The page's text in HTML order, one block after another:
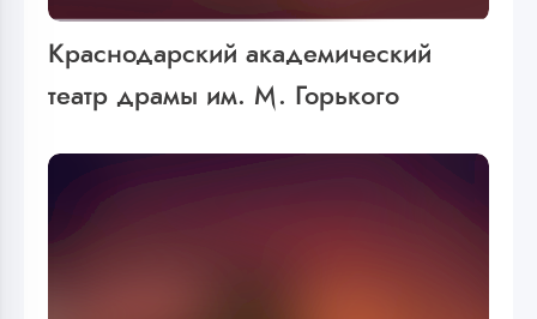
Краснодарский академический
театр драмы им. М. Горького